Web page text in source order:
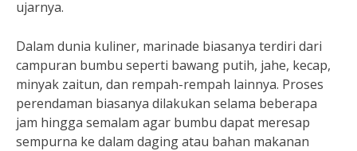
ujarnya.
Dalam dunia kuliner, marinade biasanya terdiri dari
campuran bumbu seperti bawang putih, jahe, kecap,
minyak zaitun, dan rempah-rempah lainnya. Proses
perendaman biasanya dilakukan selama beberapa
jam hingga semalam agar bumbu dapat meresap
sempurna ke dalam daging atau bahan makanan